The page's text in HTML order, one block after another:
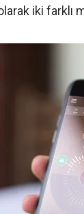
iki farklı